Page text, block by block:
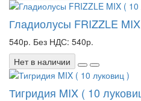
Гладиолусы FRIZZLE
540р. Без НДС: 540р.
Нет в наличии
Тигридия MIX ( 10